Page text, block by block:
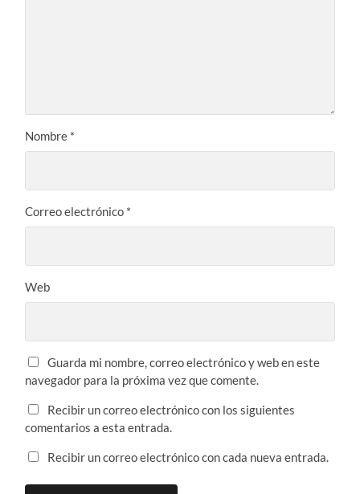
Nombre *
Correo electrónico *
Web
Guarda mi nombre, correo electrónico y web en este
navegador para la próxima vez que comente.
Recibir un correo electrónico con los siguientes
comentarios a esta entrada.
Recibir un correo electrónico con cada nueva entrada.